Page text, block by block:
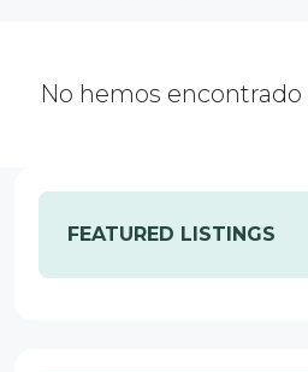
No hemos
FEATURED LISTINGS